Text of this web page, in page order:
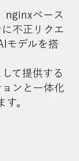
nginxベース
不正リクエ
モデルを搭
て提供する
ンと一体化
す。